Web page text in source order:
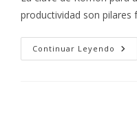
entrada:
productividad son
Continuar Leyendo
La